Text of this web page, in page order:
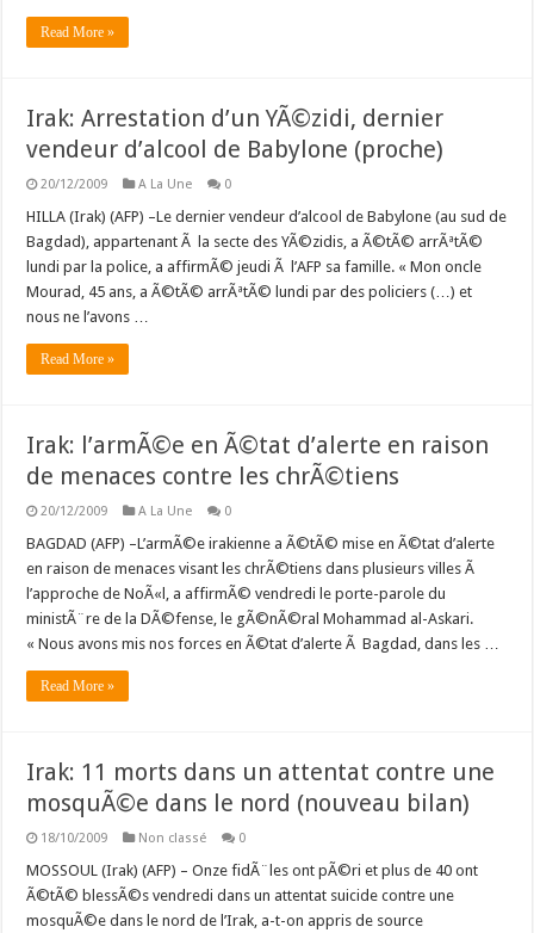
Read More »
Irak: Arrestation d’un YÃ©zidi, dernier
vendeur d’alcool de Babylone (proche)
20/12/2009 A La Une 0
HILLA (Irak) (AFP) –Le dernier vendeur d’alcool de Babylone (au sud de
Bagdad), appartenant Ã la secte des YÃ©zidis, a Ã©tÃ© arrÃªtÃ©
lundi par la police, a affirmÃ© jeudi Ã l’AFP sa famille. « Mon oncle
Mourad, 45 ans, a Ã©tÃ© arrÃªtÃ© lundi par des policiers (…) et
nous ne l’avons …
Read More »
Irak: l’armÃ©e en Ã©tat d’alerte en raison
de menaces contre les chrÃ©tiens
20/12/2009 A La Une 0
BAGDAD (AFP) –L’armÃ©e irakienne a Ã©tÃ© mise en Ã©tat d’alerte
en raison de menaces visant les chrÃ©tiens dans plusieurs villes Ã
l’approche de NoÃ«l, a affirmÃ© vendredi le porte-parole du
ministÃ¨re de la DÃ©fense, le gÃ©nÃ©ral Mohammad al-Askari.
« Nous avons mis nos forces en Ã©tat d’alerte Ã Bagdad, dans les …
Read More »
Irak: 11 morts dans un attentat contre une
mosquÃ©e dans le nord (nouveau bilan)
18/10/2009 Non classé 0
MOSSOUL (Irak) (AFP) – Onze fidÃ¨les ont pÃ©ri et plus de 40 ont
Ã©tÃ© blessÃ©s vendredi dans un attentat suicide contre une
mosquÃ©e dans le nord de l’Irak, a-t-on appris de source